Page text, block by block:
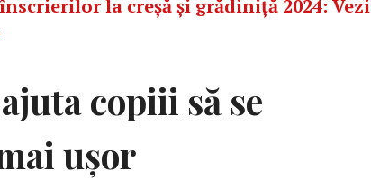
la creșă și grădiniță 2024: Vezi
copiii să se
ușor